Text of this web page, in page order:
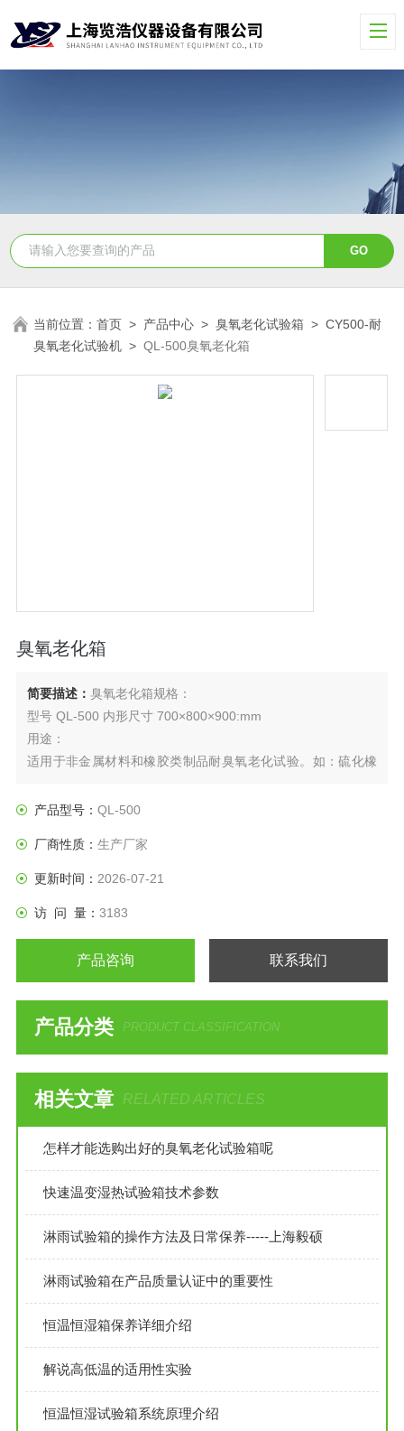
当前位置：首页 > 产品中心 >臭氧老化试验箱 >CY500-耐
臭氧老化试验机 >QL-500臭氧老化箱
臭氧老化箱
简要描述： 臭氧老化箱规格：
型号 QL-500 内形尺寸 700×800×900:mm
用途：
适用于非金属材料和橡胶类制品耐臭氧老化试验。如：硫化橡
态拉伸变形下，或在间断的动态拉伸与静态拉伸交替的变形下
检测试样表面发生的龟裂或其它性能的变化程度，以评定橡胶
的耐臭氧老化性能。
产品型号： QL-500
厂商性质： 生产厂家
更新时间： 2026-07-21
访 问 量： 3183
产品咨询 联系我们
产品分类 PRODUCT CLASSIFICATION
相关文章 RELATED ARTICLES
怎样才能选购出好的臭氧老化试验箱呢
快速温变湿热试验箱技术参数
淋雨试验箱的操作方法及日常保养-----上海毅硕
淋雨试验箱在产品质量认证中的重要性
恒温恒湿箱保养详细介绍
解说高低温的适用性实验
恒温恒湿试验箱系统原理介绍